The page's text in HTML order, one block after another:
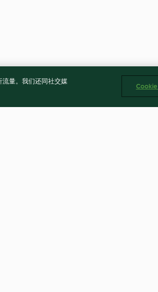
流量。我们还同社交媒
Cookie